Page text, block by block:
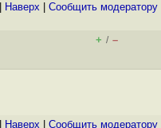
Наверх Cообщить модератору
+ / –
Наверх Cообщить модератору